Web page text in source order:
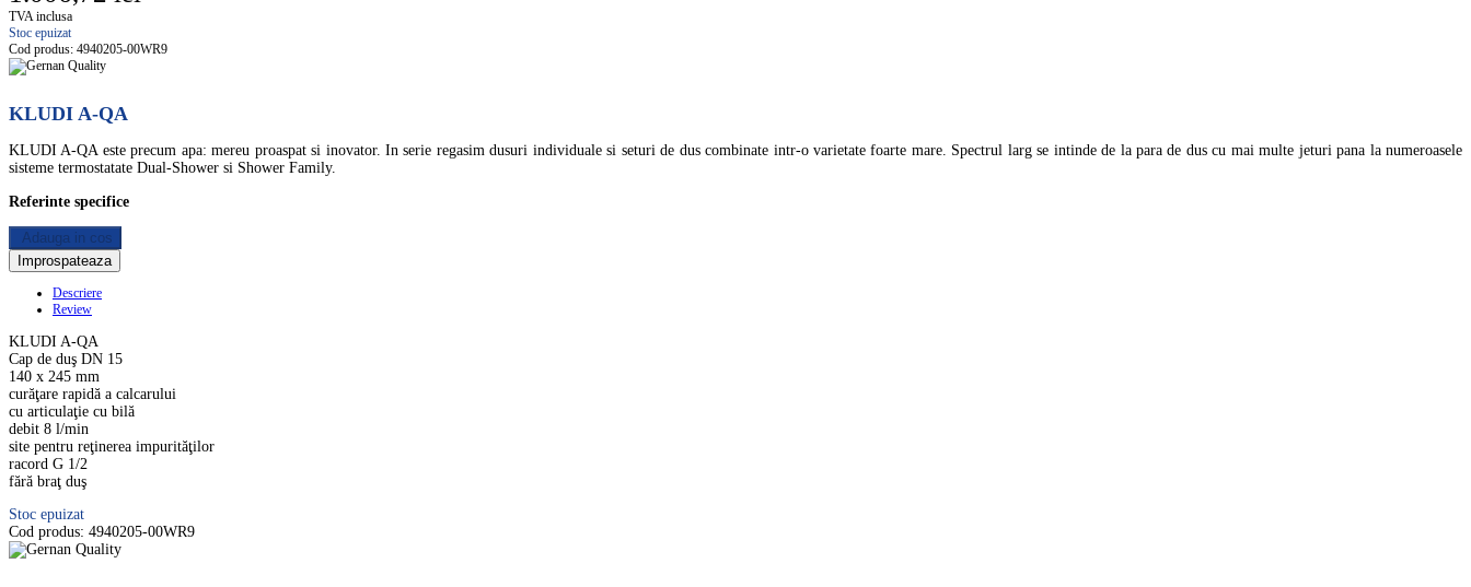
TVA inclusa
Stoc epuizat
Cod produs: 4940205-00WR9
KLUDI A-QA
KLUDI A-QA este precum apa: mereu proaspat si inovator. In serie regasim dusuri individuale si seturi de dus combinate intr-o varietate foarte mare. Spectrul larg se intinde de la para de dus cu mai multe jeturi pana la numeroasele
sisteme termostatate Dual-Shower si Shower Family.
Referinte specifice
Adauga in cos
Descriere
Review
KLUDI A-QA
Cap de duş DN 15
140 x 245 mm
curăţare rapidă a calcarului
cu articulaţie cu bilă
debit 8 l/min
site pentru reţinerea impurităţilor
racord G 1/2
fără braţ duş
Stoc epuizat
Cod produs: 4940205-00WR9